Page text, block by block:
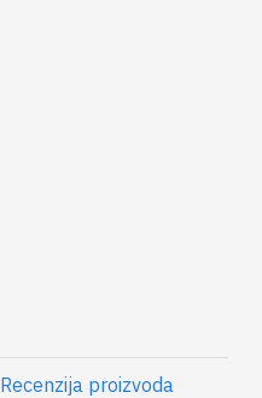
Recenzija proizvoda